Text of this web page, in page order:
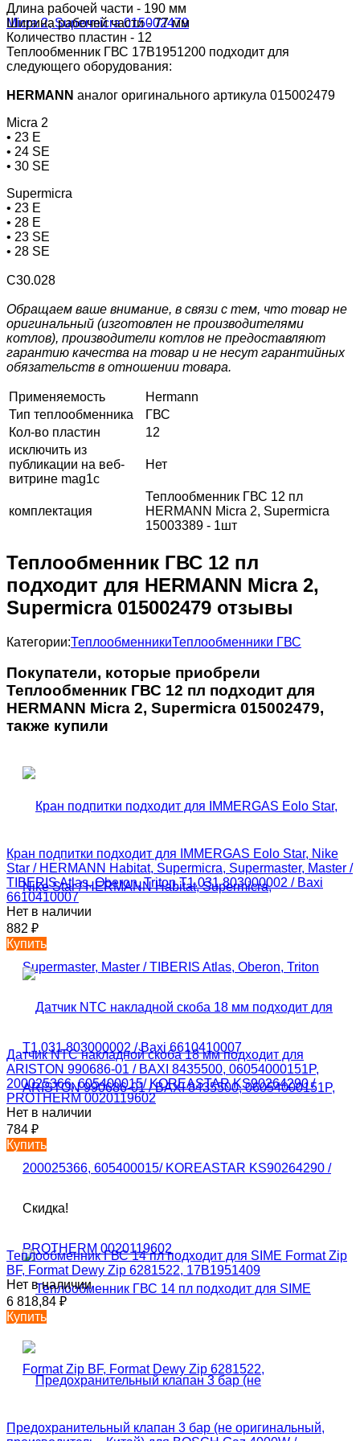
Длина рабочей части - 190 мм
Ширина рабочей части - 77 мм
Количество пластин - 12
Теплообменник ГВС 17В1951200 подходит для
следующего оборудования:
HERMANN аналог оригинального артикула 015002479
Micra 2
• 23 E
• 24 SE
• 30 SE
Supermicra
• 23 E
• 28 E
• 23 SE
• 28 SE
С30.028
Обращаем ваше внимание, в связи с тем, что товар не
оригинальный (изготовлен не производителями
котлов), производители котлов не предоставляют
гарантию качества на товар и не несут гарантийных
обязательств в отношении товара.
Применяемость
Hermann
Тип теплообменника
ГВС
Кол-во пластин
12
исключить из
публикации на веб-
витрине mag1c
Нет
комплектация
Теплообменник ГВС 12 пл
HERMANN Micra 2, Supermicra
15003389 - 1шт
Теплообменник ГВС 12 пл
подходит для HERMANN Micra 2,
Supermicra 015002479 отзывы
Категории:ТеплообменникиТеплообменники ГВС
Покупатели, которые приобрели
Теплообменник ГВС 12 пл подходит для
HERMANN Micra 2, Supermicra 015002479,
также купили
Кран подпитки подходит для IMMERGAS Eolo Star, Nike
Star / HERMANN Наbitat, Supermicra, Supermaster, Master /
TIBERIS Atlas, Oberon, Triton T1.031 803000002 / Baxi
6610410007
Нет в наличии
882 ₽
Купить
Датчик NTC накладной скоба 18 мм подходит для
ARISTON 990686-01 / BAXI 8435500, 06054000151P,
200025366, 605400015/ KOREASTAR KS90264290 /
PROTHERM 0020119602
Нет в наличии
784 ₽
Купить
Скидка!
Теплообменник ГВС 14 пл подходит для SIME Format Zip
BF, Format Dewy Zip 6281522, 17B1951409
Нет в наличии
6 818,84 ₽
Купить
Предохранительный клапан 3 бар (не оригинальный,